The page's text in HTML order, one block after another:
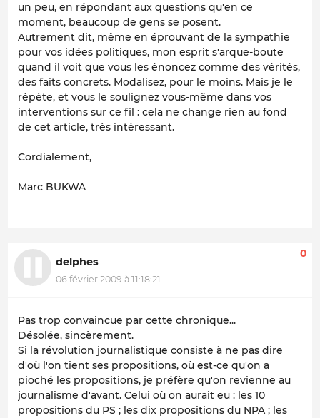
un peu, en répondant aux questions qu'en ce
moment, beaucoup de gens se posent.
Autrement dit, même en éprouvant de la sympathie
pour vos idées politiques, mon esprit s'arque-boute
quand il voit que vous les énoncez comme des vérités,
des faits concrets. Modalisez, pour le moins. Mais je le
répète, et vous le soulignez vous-même dans vos
interventions sur ce fil : cela ne change rien au fond
de cet article, très intéressant.
Cordialement,
Marc BUKWA
delphes
06 février 2009 à 11:18:21
0
Pas trop convaincue par cette chronique...
Désolée, sincèrement.
Si la révolution journalistique consiste à ne pas dire
d'où l'on tient ses propositions, où est-ce qu'on a
pioché les propositions, je préfère qu'on revienne au
journalisme d'avant. Celui où on aurait eu : les 10
propositions du PS ; les dix propositions du NPA ; les